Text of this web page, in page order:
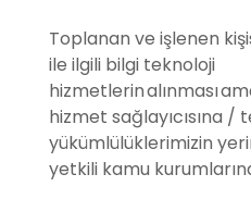
Toplanan ve işlenen
ile ilgili bilgi teknoloji
hizmetlerin alınması
hizmet sağlayıcısına /
yükümlülüklerimizin
yetkili kamu